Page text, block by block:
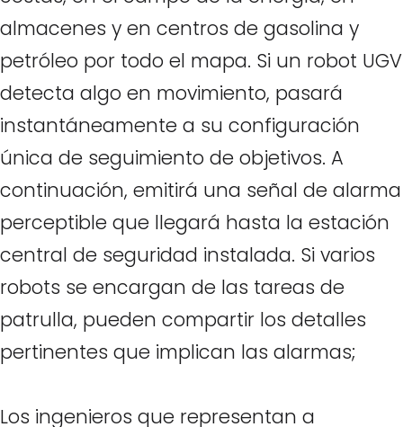
almacenes y en centros de gasolina y
petróleo por todo el mapa. Si un robot UGV
detecta algo en movimiento, pasará
instantáneamente a su configuración
única de seguimiento de objetivos. A
continuación, emitirá una señal de alarma
perceptible que llegará hasta la estación
central de seguridad instalada. Si varios
robots se encargan de las tareas de
patrulla, pueden compartir los detalles
pertinentes que implican las alarmas;
Los ingenieros que representan a